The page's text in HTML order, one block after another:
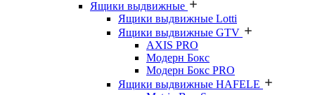
Ящики выдвижные
Ящики выдвижные Lotti
Ящики выдвижные GTV
AXIS PRO
Модерн Бокс
Модерн Бокс PRO
Ящики выдвижные HAFELE